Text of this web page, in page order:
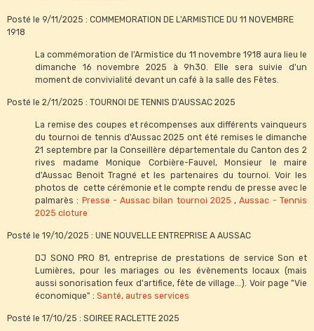
Posté le 9/11/2025 : COMMEMORATION DE L'ARMISTICE DU 11 NOVEMBRE
1918
La commémoration de l'Armistice du 11 novembre 1918 aura lieu le
dimanche 16 novembre 2025 à 9h30. Elle sera suivie d'un
moment de convivialité devant un café à la salle des Fêtes.
Posté le 2/11/2025 : TOURNOI DE TENNIS D'AUSSAC 2025
La remise des coupes et récompenses aux différents vainqueurs
du tournoi de tennis d'Aussac 2025 ont été remises le dimanche
21 septembre par la Conseillère départementale du Canton des 2
rives madame Monique Corbière-Fauvel, Monsieur le maire
d'Aussac Benoit Tragné et les partenaires du tournoi. Voir les
photos de cette cérémonie et le compte rendu de presse avec le
palmarès : Presse - Aussac bilan tournoi 2025 ,Aussac - Tennis
2025 cloture
Posté le 19/10/2025 : UNE NOUVELLE ENTREPRISE A AUSSAC
DJ SONO PRO 81, entreprise de prestations de service Son et
Lumières, pour les mariages ou les évènements locaux (mais
aussi sonorisation feux d'artifice, fête de village...). Voir page "Vie
économique" : Santé, autres services
Posté le 17/10/25 : SOIREE RACLETTE 2025